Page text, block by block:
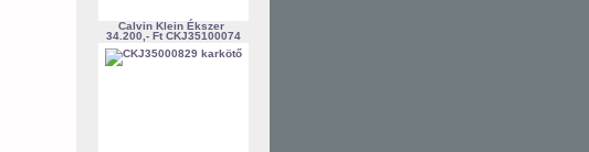
Calvin Klein Ékszer
34.200,- Ft CKJ35100074